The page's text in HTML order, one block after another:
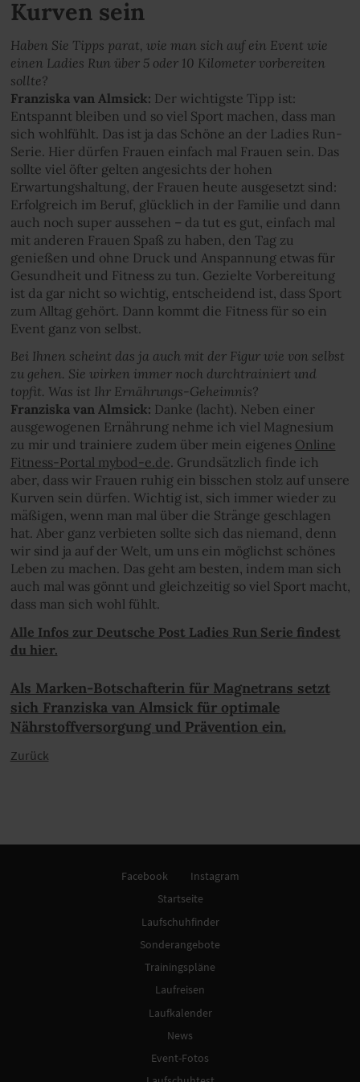
Kurven sein
Haben Sie Tipps parat, wie man sich auf ein Event wie
einen Ladies Run über 5 oder 10 Kilometer vorbereiten
sollte?
Franziska van Almsick: Der wichtigste Tipp ist:
Entspannt bleiben und so viel Sport machen, dass man
sich wohlfühlt. Das ist ja das Schöne an der Ladies Run-
Serie. Hier dürfen Frauen einfach mal Frauen sein. Das
sollte viel öfter gelten angesichts der hohen
Erwartungshaltung, der Frauen heute ausgesetzt sind:
Erfolgreich im Beruf, glücklich in der Familie und dann
auch noch super aussehen – da tut es gut, einfach mal
mit anderen Frauen Spaß zu haben, den Tag zu
genießen und ohne Druck und Anspannung etwas für
Gesundheit und Fitness zu tun. Gezielte Vorbereitung
ist da gar nicht so wichtig, entscheidend ist, dass Sport
zum Alltag gehört. Dann kommt die Fitness für so ein
Event ganz von selbst.
Bei Ihnen scheint das ja auch mit der Figur wie von selbst
zu gehen. Sie wirken immer noch durchtrainiert und
topfit. Was ist Ihr Ernährungs-Geheimnis?
Franziska van Almsick: Danke (lacht). Neben einer
ausgewogenen Ernährung nehme ich viel Magnesium
zu mir und trainiere zudem über mein eigenes Online
Fitness-Portal mybod-e.de. Grundsätzlich finde ich
aber, dass wir Frauen ruhig ein bisschen stolz auf unsere
Kurven sein dürfen. Wichtig ist, sich immer wieder zu
mäßigen, wenn man mal über die Stränge geschlagen
hat. Aber ganz verbieten sollte sich das niemand, denn
wir sind ja auf der Welt, um uns ein möglichst schönes
Leben zu machen. Das geht am besten, indem man sich
auch mal was gönnt und gleichzeitig so viel Sport macht,
dass man sich wohl fühlt.
Alle Infos zur Deutsche Post Ladies Run Serie findest
du hier.
Als Marken-Botschafterin für Magnetrans setzt
sich Franziska van Almsick für optimale
Nährstoffversorgung und Prävention ein.
Zurück
Facebook
Instagram
Startseite
Laufschuhfinder
Sonderangebote
Trainingspläne
Laufreisen
Laufkalender
News
Event-Fotos